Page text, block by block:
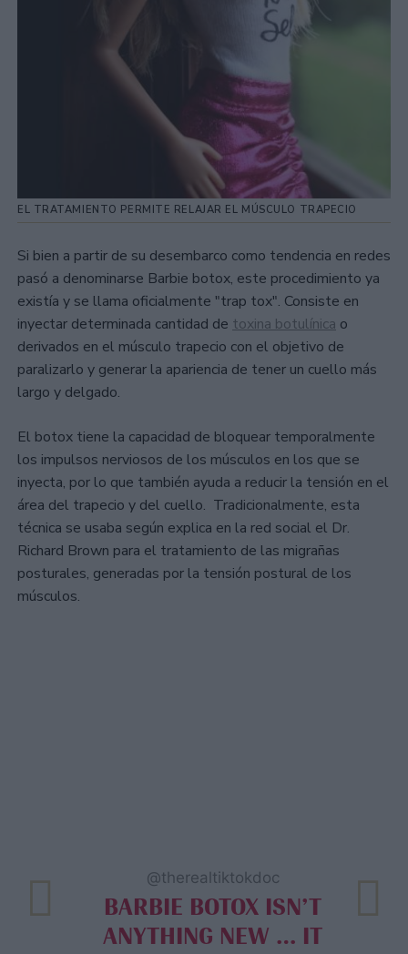
EL TRATAMIENTO PERMITE RELAJAR EL MÚSCULO TRAPECIO
Si bien a partir de su desembarco como tendencia en redes
pasó a denominarse Barbie botox, este procedimiento ya
existía y se llama oficialmente "trap tox". Consiste en
inyectar determinada cantidad de toxina botulínica o
derivados en el músculo trapecio con el objetivo de
paralizarlo y generar la apariencia de tener un cuello más
largo y delgado.
El botox tiene la capacidad de bloquear temporalmente
los impulsos nerviosos de los músculos en los que se
inyecta, por lo que también ayuda a reducir la tensión en el
área del trapecio y del cuello. Tradicionalmente, esta
técnica se usaba según explica en la red social el Dr.
Richard Brown para el tratamiento de las migrañas
posturales, generadas por la tensión postural de los
músculos.
@therealtiktokdoc
BARBIE BOTOX ISN’T
ANYTHING NEW … IT